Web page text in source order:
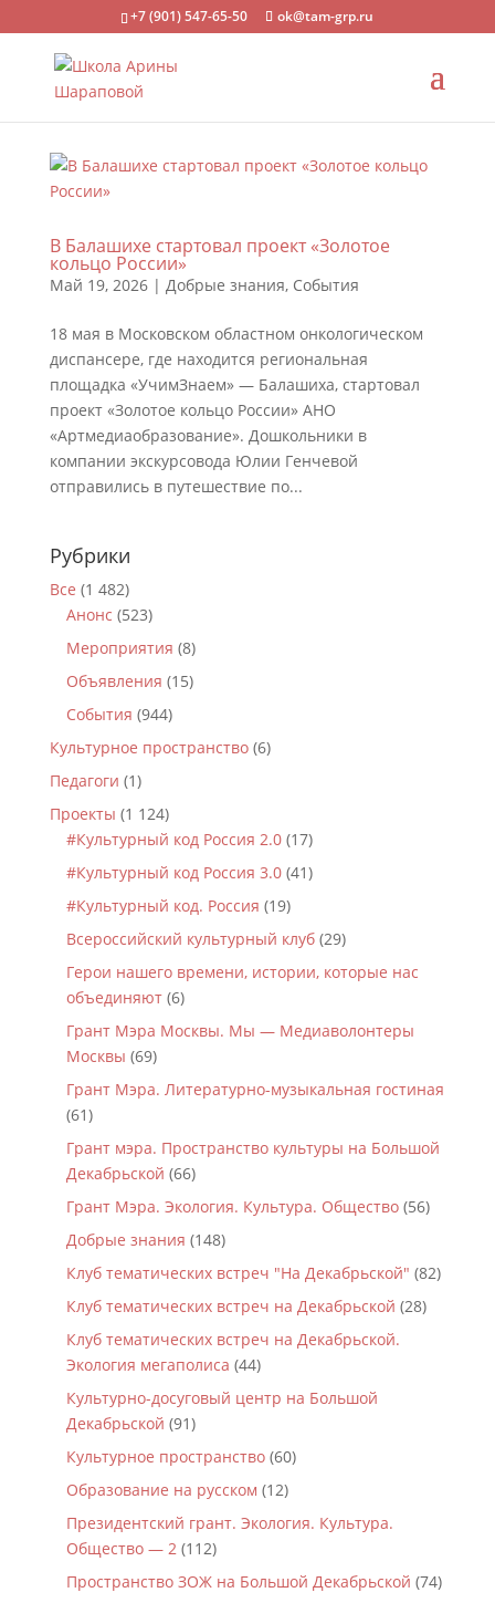
+7 (901) 547-65-50 ok@tam-grp.ru
В Балашихе стартовал проект «Золотое
кольцо России»
Май 19, 2026| Добрые знания, События
18 мая в Московском областном онкологическом
диспансере, где находится региональная
площадка «УчимЗнаем» — Балашиха, стартовал
проект «Золотое кольцо России» АНО
«Артмедиаобразование». Дошкольники в
компании экскурсовода Юлии Генчевой
отправились в путешествие по...
Рубрики
Все (1 482)
Анонс (523)
Мероприятия (8)
Объявления (15)
События (944)
Культурное пространство(6)
Педагоги (1)
Проекты (1 124)
#Культурный код Россия 2.0(17)
#Культурный код Россия 3.0(41)
#Культурный код. Россия (19)
Всероссийский культурный клуб(29)
Герои нашего времени, истории, которые нас
объединяют(6)
Грант Мэра Москвы. Мы — Медиаволонтеры
Москвы (69)
Грант Мэра. Литературно-музыкальная гостиная
(61)
Грант мэра. Пространство культуры на Большой
Декабрьской (66)
Грант Мэра. Экология. Культура. Общество(56)
Добрые знания (148)
Клуб тематических встреч "На Декабрьской" (82)
Клуб тематических встреч на Декабрьской (28)
Клуб тематических встреч на Декабрьской.
Экология мегаполиса (44)
Культурно-досуговый центр на Большой
Декабрьской (91)
Культурное пространство(60)
Образование на русском (12)
Президентский грант. Экология. Культура.
Общество — 2(112)
Пространство ЗОЖ на Большой Декабрьской (74)